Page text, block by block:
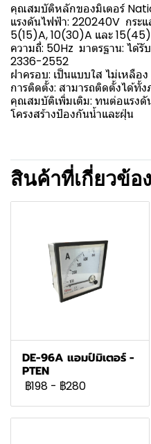
คุณสมบัติหลักของมิเตอร์
แรงดันไฟฟ้า: 220240V กระ
5(15)A, 10(30)A และ
ความถี่: 50Hz มาตรฐาน: ได้รั
2336-2552
ฝาครอบ: เป็นแบบใส ไม่เหลือ
การติดตั้ง: สามารถติดตั้งได้ทั้
คุณสมบัติเพิ่มเติม: ทนต่อแรงดั
โครงสร้างป้องกันน้ำและฝุ่น
สินค้าที่เกี่ยวข้อง
DE-96A แอมป์มิเตอร์ -
PTEN
฿198 - ฿280